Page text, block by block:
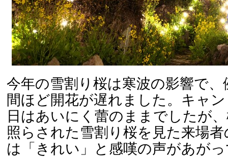
今年の雪割り桜は寒波の影響で、
間ほど開花が遅れました。キャ
日はあいにく蕾のままでしたが
照らされた雪割り桜を見た来場
は「きれい」と感嘆の声があが